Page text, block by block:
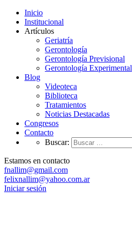
Inicio
Institucional
Artículos
Geriatría
Gerontología
Gerontología Previsional
Gerontología Experimental
Blog
Videoteca
Biblioteca
Tratamientos
Noticias Destacadas
Congresos
Contacto
Buscar:
Estamos en contacto
fnallim@gmail.com
felixnallim@yahoo.com.ar
Iniciar sesión